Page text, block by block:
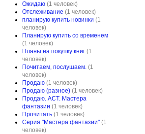
Ожидаю (1 человек)
Отслеживание (1 человек)
планирую купить новинки (1
человек)
Планирую купить со временем
(1 человек)
Планы на покупку книг (1
человек)
Почитаем, послушаем. (1
человек)
Продаю (1 человек)
Продаю (разное) (1 человек)
Продаю. АСТ. Мастера
фантазии (1 человек)
Прочитать (1 человек)
Серия "Мастера фантазии" (1
человек)